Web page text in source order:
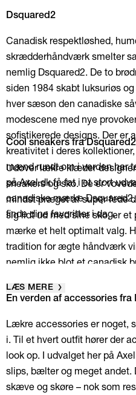
Dsquared2
Canadisk respektløshed,
skrædderhåndværk smelter
nemlig Dsquared2. De to
siden 1984 skabt luksuriøs
hver sæson den canadiske
modescene med nye
sofistikerede designs. Der er
kreativitet i deres
mænd rundt om i verden har
på Axel.dk få fat i et stort
canadiske mærke
finde dine favoritter i dag.
Cool sneakers fra Dsquared2
Udover lækre klæder
sneakers og sko. De er
mindst præget af super fede
sig lidt ud med sine sko, er
mærke et helt optimalt valg.
tradition for ægte håndværk
nemlig ikke blot et canadisk
modemekka. Denne
London, hvor de bor i dag;
London, made in Italy”,
og ikke mindst også deres
LÆS MERE
En verden af accessories fra
Lækre accessories er noget,
i. Til et hvert outfit hører der
look op. I udvalget her på
slips, bælter og meget andet.
skæve og skøre – nok som